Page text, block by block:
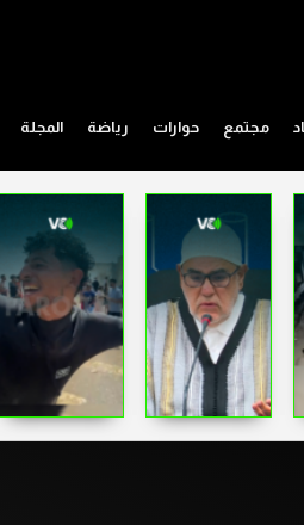
مجتمع حوارات رياضة المجلة